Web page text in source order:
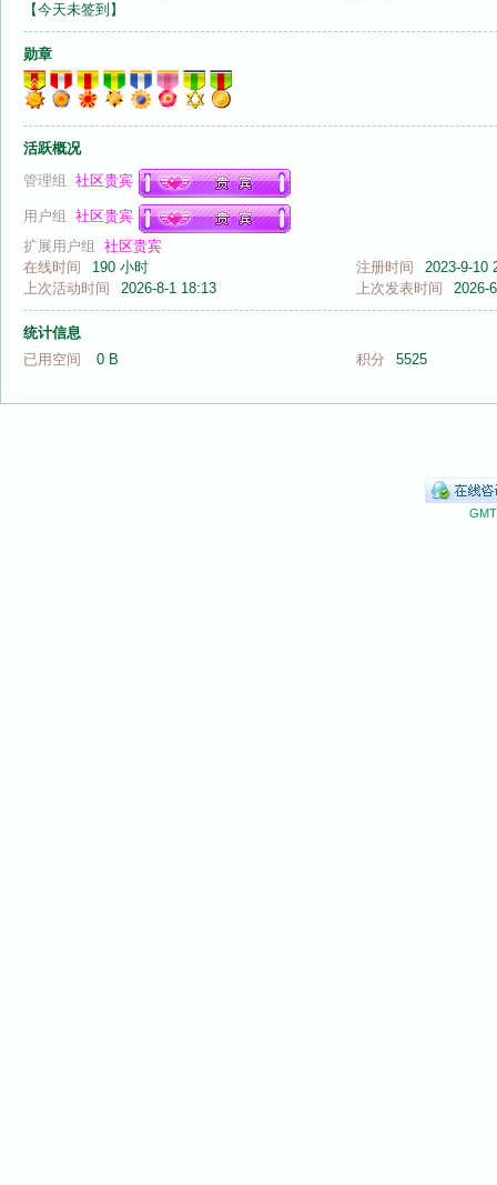
【今天未签到 】
勋章
活跃概况
管理组 社区贵宾
用户组 社区贵宾
扩展用户组 社区贵宾
在线时间
190 小时 注册时间
2023-9-10
上次活动时间
2026-8-1 18:13 上次发表时间 2026-
统计信息
已用空间
0 B 积分 5525